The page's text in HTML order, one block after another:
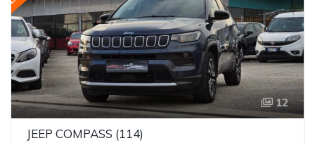
12
JEEP COMPASS (114)